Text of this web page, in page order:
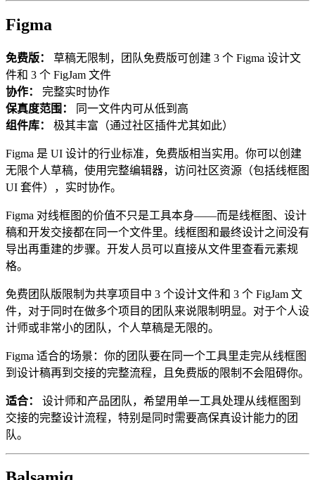
Figma
免费版：
草稿无限制，团队免费版可创建 3 个 Figma 设计文
件和 3 个 FigJam 文件
协作：
完整实时协作
保真度范围：
同一文件内可从低到高
组件库：
极其丰富（通过社区插件尤其如此）
Figma 是 UI 设计的行业标准，免费版相当实用。你可以创建
无限个人草稿，使用完整编辑器，访问社区资源（包括线框图
UI 套件），实时协作。
Figma 对线框图的价值不只是工具本身——而是线框图、设计
稿和开发交接都在同一个文件里。线框图和最终设计之间没有
导出再重建的步骤。开发人员可以直接从文件里查看元素规
格。
免费团队版限制为共享项目中 3 个设计文件和 3 个 FigJam 文
件，对于同时在做多个项目的团队来说限制明显。对于个人设
计师或非常小的团队，个人草稿是无限的。
Figma 适合的场景：你的团队要在同一个工具里走完从线框图
到设计稿再到交接的完整流程，且免费版的限制不会阻碍你。
适合：
设计师和产品团队，希望用单一工具处理从线框图到
交接的完整设计流程，特别是同时需要高保真设计能力的团
队。